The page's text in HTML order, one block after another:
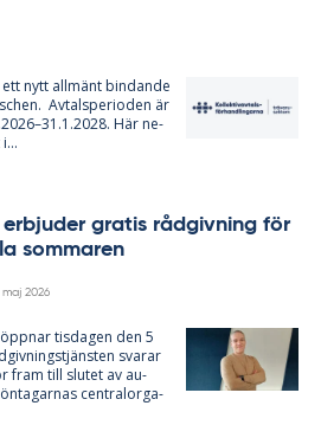
nytt all­mänt bin­dan­de
Av­tal­s­pe­ri­o­den är
Här ne­
gra­tis råd­giv­ning för
som­ma­ren
maj 2026
tis­da­gen den 5
sva­rar
fram till slu­tet av au­
cen­tral­or­ga­